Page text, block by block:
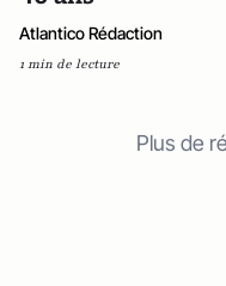
Atlantico Rédaction
1 min de lecture
Plus de